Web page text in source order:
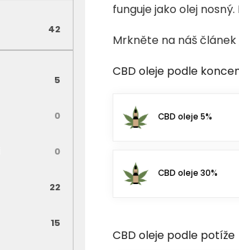
42
5
0
0
22
15
funguje jako olej
Mrkněte na náš článek
CBD oleje podle
CBD oleje 5%
CBD oleje 30%
CBD oleje podle potíže